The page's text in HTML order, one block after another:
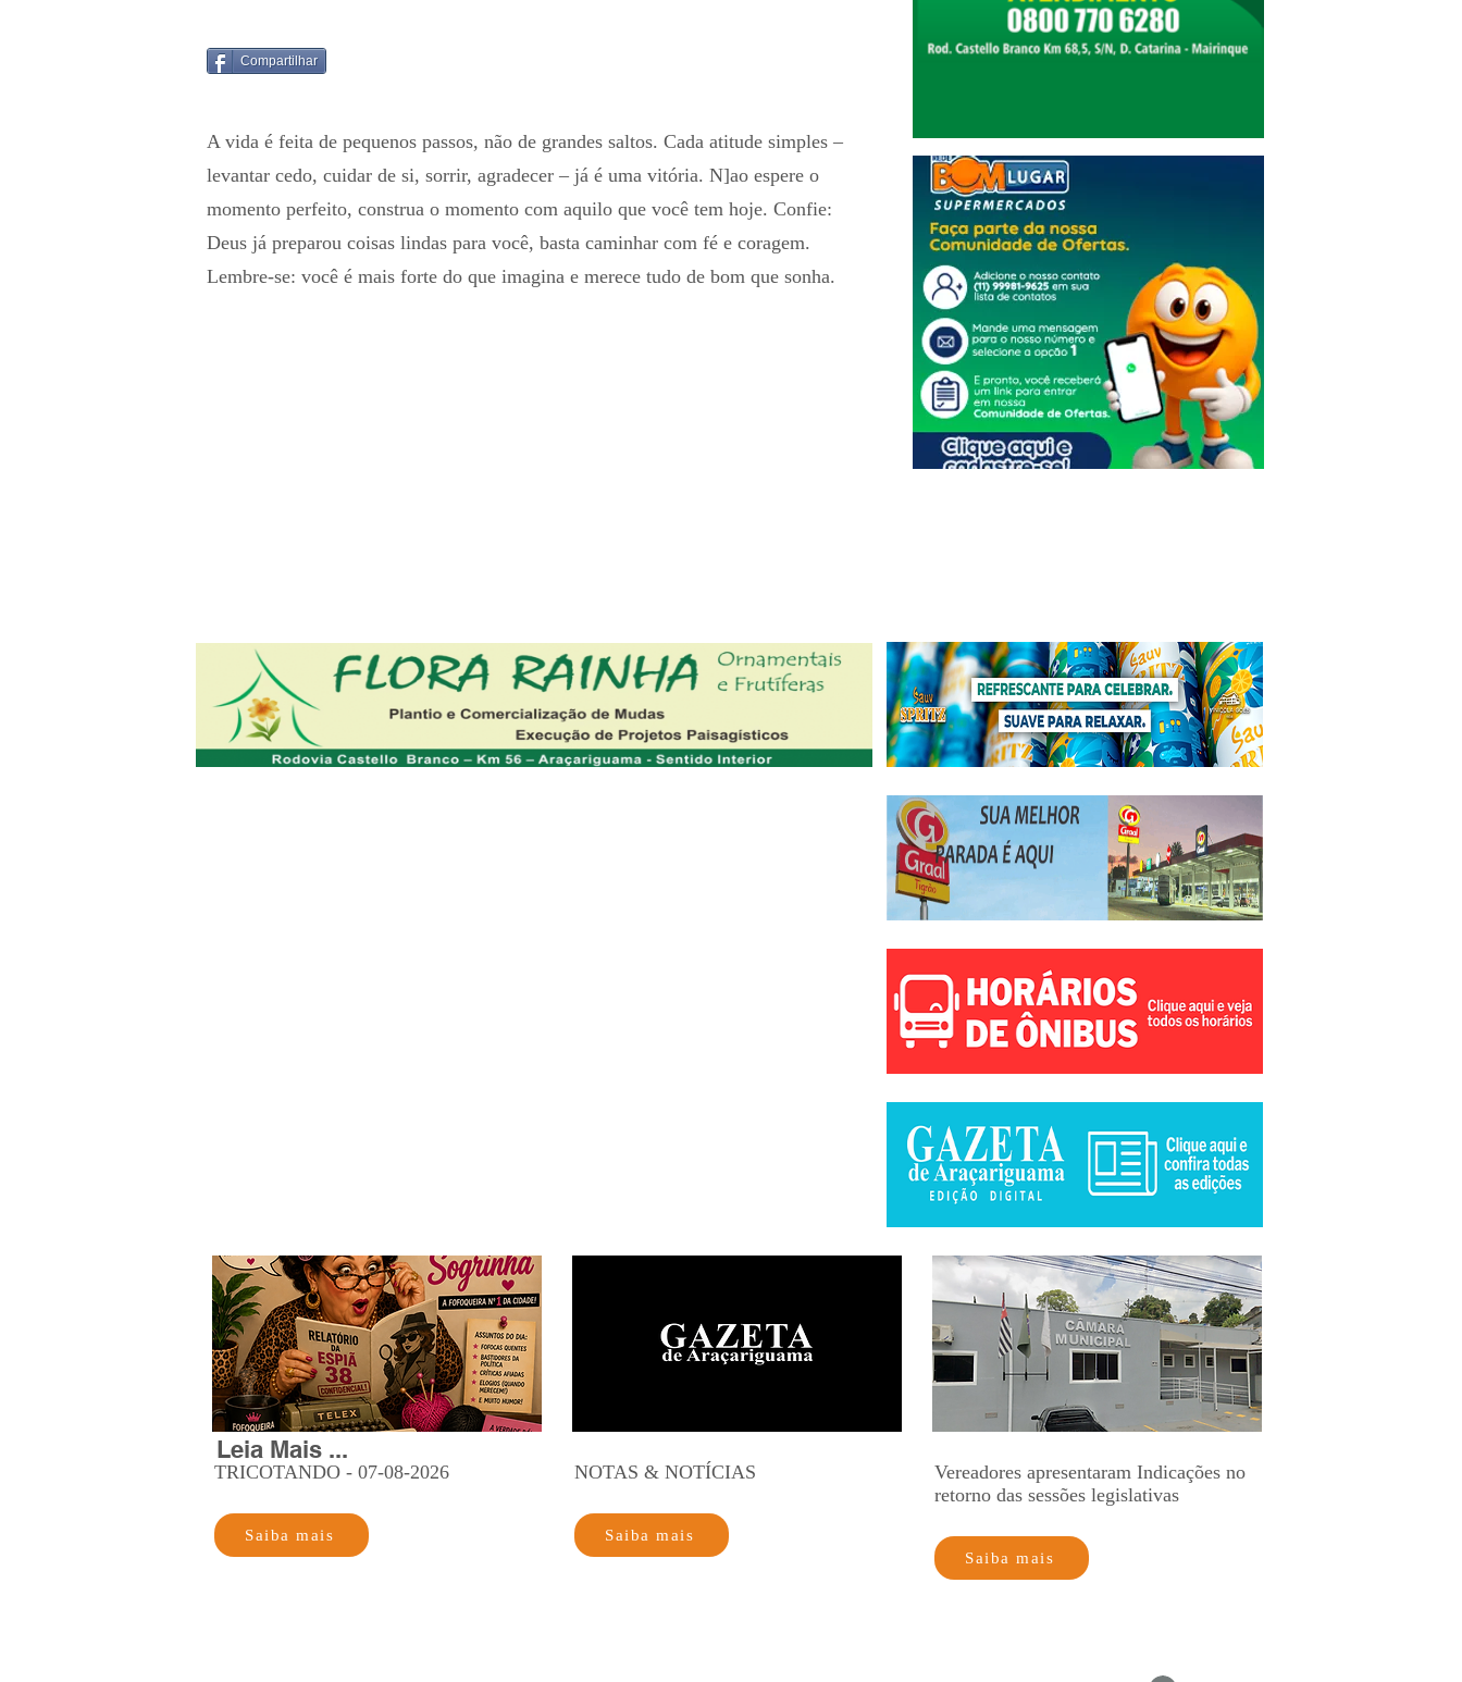
Compartilhar
A vida é feita de pequenos passos, não de grandes saltos. Cada atitude simples –
levantar cedo, cuidar de si, sorrir, agradecer – já é uma vitória. N]ao espere o
momento perfeito, construa o momento com aquilo que você tem hoje. Confie:
Deus já preparou coisas lindas para você, basta caminhar com fé e coragem.
Lembre-se: você é mais forte do que imagina e merece tudo de bom que sonha.
Leia Mais ...
TRICOTANDO - 07-08-2026
Saiba mais
NOTAS & NOTÍCIAS
Saiba mais
Vereadores apresentaram Indicações no
retorno das sessões legislativas
Saiba mais